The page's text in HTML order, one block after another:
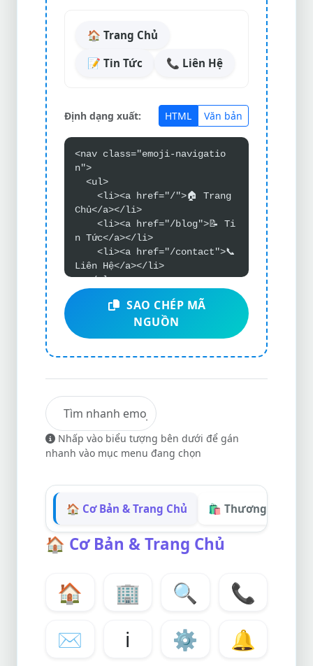
🏠 Trang Chủ
📝 Tin Tức 📞 Liên Hệ
Định dạng xuất: HTML Văn bản
<nav class="emoji-navigatio
n">
  <ul>
Chủ</a></li>
n Tức</a></li>
Liên Hệ</a></li>
  </ul>
</nav>
SAO CHÉP MÃ
NGUỒN
Nhấp vào biểu tượng bên dưới để gán
nhanh vào mục menu đang chọn
🏠 Cơ Bản & Trang Chủ 🛍️ Thương Mại &
🏠 Cơ Bản & Trang Chủ
🏠 🏢 🔍
📞
✉️
ℹ️ ⚙️
🔔